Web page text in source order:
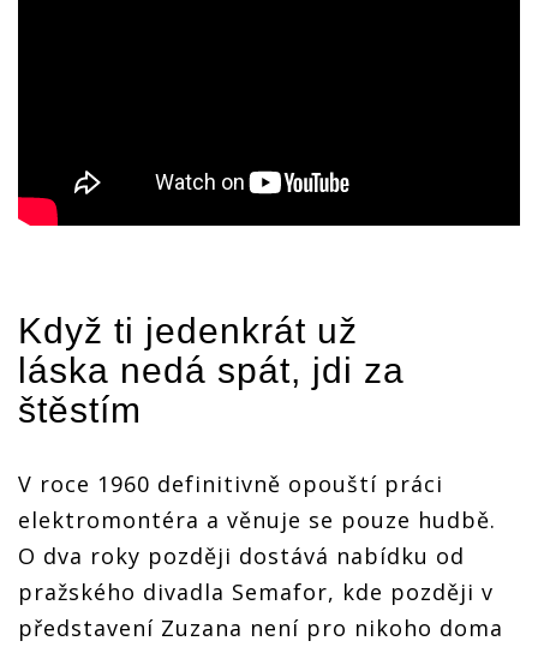
Když ti jedenkrát už
láska nedá spát, jdi za
štěstím
V roce 1960 definitivně opouští práci
elektromontéra a věnuje se pouze hudbě.
O dva roky později dostává nabídku od
pražského divadla Semafor, kde později v
představení Zuzana není pro nikoho doma